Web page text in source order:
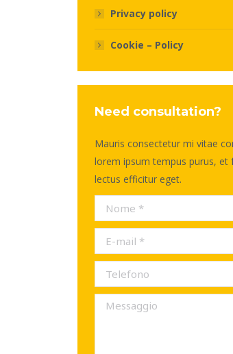
Privacy policy
Cookie – Policy
Need consultation?
Mauris consectetur mi vitae
lorem ipsum tempus purus, et
lectus efficitur eget.
Nome *
E-mail *
Telefono
Messaggio